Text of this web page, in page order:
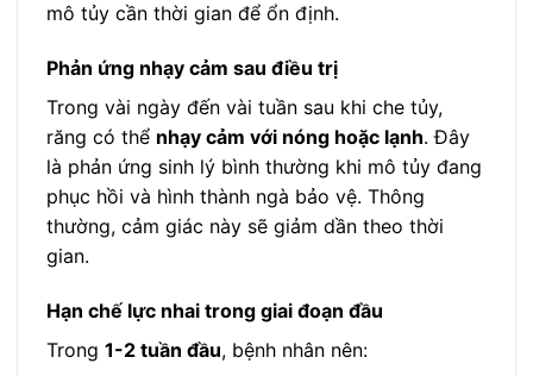
mô tủy cần thời gian để ổn định.
Phản ứng nhạy cảm sau điều trị
Trong vài ngày đến vài tuần sau khi che tủy,
răng có thể nhạy cảm với nóng hoặc lạnh. Đây
là phản ứng sinh lý bình thường khi mô tủy đang
phục hồi và hình thành ngà bảo vệ. Thông
thường, cảm giác này sẽ giảm dần theo thời
gian.
Hạn chế lực nhai trong giai đoạn đầu
Trong 1-2 tuần đầu, bệnh nhân nên: